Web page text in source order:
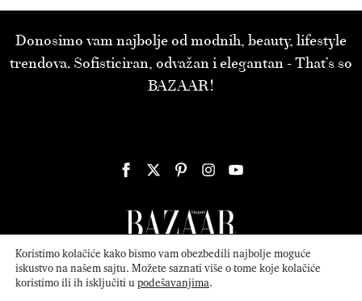
Donosimo vam najbolje od modnih, beauty, lifestyle
trendova. Sofisticiran, odvažan i elegantan - That’s so
BAZAAR!
© 2026ATTICA MEDIASerbia, Inc. All Rights Reserved.
Koristimo kolačiće kako bismo vam obezbedili najbolje moguće
iskustvo na našem sajtu. Možete saznati više o tome koje kolačiće
koristimo ili ih isključiti upodešavanjima.